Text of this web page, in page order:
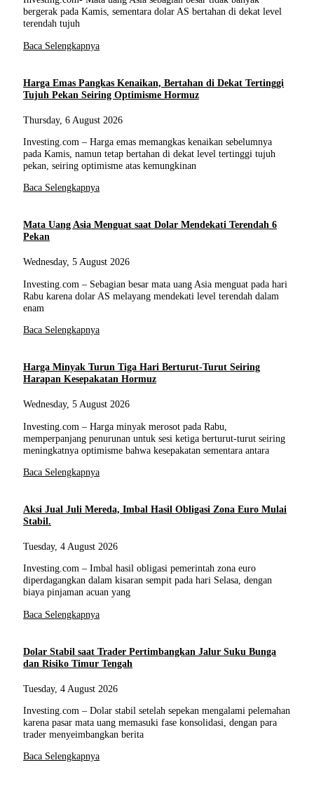
bergerak pada Kamis, sementara dolar AS bertahan di dekat level
terendah tujuh
Baca Selengkapnya
Harga Emas Pangkas Kenaikan, Bertahan di Dekat Tertinggi
Tujuh Pekan Seiring Optimisme Hormuz
Thursday, 6 August 2026
Investing.com – Harga emas memangkas kenaikan sebelumnya
pada Kamis, namun tetap bertahan di dekat level tertinggi tujuh
pekan, seiring optimisme atas kemungkinan
Baca Selengkapnya
Mata Uang Asia Menguat saat Dolar Mendekati Terendah 6
Pekan
Wednesday, 5 August 2026
Investing.com – Sebagian besar mata uang Asia menguat pada hari
Rabu karena dolar AS melayang mendekati level terendah dalam
enam
Baca Selengkapnya
Harga Minyak Turun Tiga Hari Berturut-Turut Seiring
Harapan Kesepakatan Hormuz
Wednesday, 5 August 2026
Investing.com – Harga minyak merosot pada Rabu,
memperpanjang penurunan untuk sesi ketiga berturut-turut seiring
meningkatnya optimisme bahwa kesepakatan sementara antara
Baca Selengkapnya
Aksi Jual Juli Mereda, Imbal Hasil Obligasi Zona Euro Mulai
Stabil.
Tuesday, 4 August 2026
Investing.com – Imbal hasil obligasi pemerintah zona euro
diperdagangkan dalam kisaran sempit pada hari Selasa, dengan
biaya pinjaman acuan yang
Baca Selengkapnya
Dolar Stabil saat Trader Pertimbangkan Jalur Suku Bunga
dan Risiko Timur Tengah
Tuesday, 4 August 2026
Investing.com – Dolar stabil setelah sepekan mengalami pelemahan
karena pasar mata uang memasuki fase konsolidasi, dengan para
trader menyeimbangkan berita
Baca Selengkapnya